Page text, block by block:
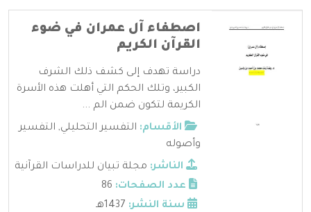
اصطفاء آل عمران في ضوء
القرآن الكريم
دراسة تهدف إلى كشف ذلك الشرف
الكبير، وتلك الحكم التي أهلت هذه الأسرة
الكريمة لتكون ضمن الم ...
الأقسام: التفسير التحليلي, التفسير
وأصوله
الناشر: مجلة تبيان للدراسات القرآنية
عدد الصفحات:
سنة النشر: